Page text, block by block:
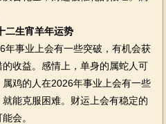
二生宵羊年运势
事业上会有一些突破，有机会获
收益。感情上，单身的属蛇人可
鸡的人在2026年事业上会有一些
能克服困难。财运上会有稳定的
会。